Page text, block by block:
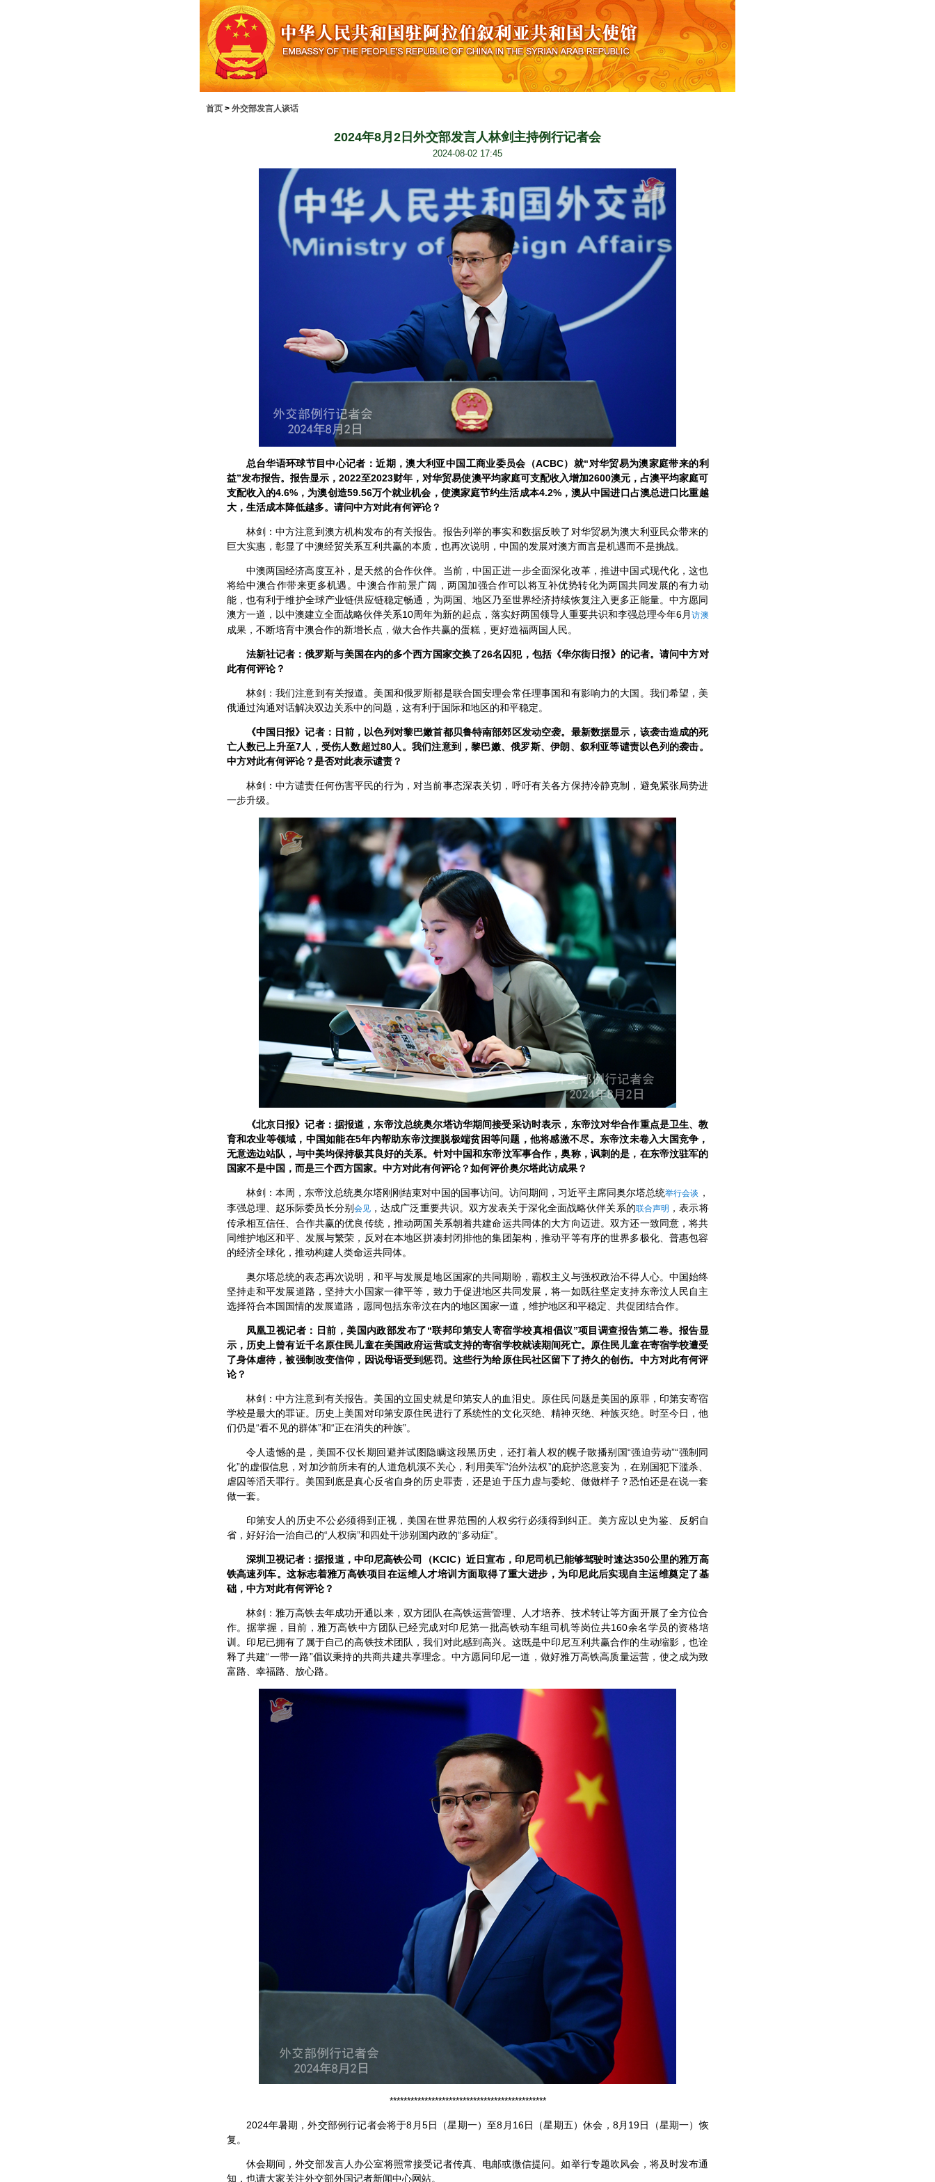
首页 > 外交部发言人谈话
2024年8月2日外交部发言人林剑主持例行记者会
2024-08-02 17:45
总台华语环球节目中心记者：近期，澳大利亚中国工商业委员会（ACBC）就“对华贸易为澳家庭带来的利
益”发布报告。报告显示，2022至2023财年，对华贸易使澳平均家庭可支配收入增加2600澳元，占澳平均家庭可
支配收入的4.6%，为澳创造59.56万个就业机会，使澳家庭节约生活成本4.2%，澳从中国进口占澳总进口比重越
大，生活成本降低越多。请问中方对此有何评论？
林剑：中方注意到澳方机构发布的有关报告。报告列举的事实和数据反映了对华贸易为澳大利亚民众带来的
巨大实惠，彰显了中澳经贸关系互利共赢的本质，也再次说明，中国的发展对澳方而言是机遇而不是挑战。
中澳两国经济高度互补，是天然的合作伙伴。当前，中国正进一步全面深化改革，推进中国式现代化，这也
将给中澳合作带来更多机遇。中澳合作前景广阔，两国加强合作可以将互补优势转化为两国共同发展的有力动
能，也有利于维护全球产业链供应链稳定畅通，为两国、地区乃至世界经济持续恢复注入更多正能量。中方愿同
澳方一道，以中澳建立全面战略伙伴关系10周年为新的起点，落实好两国领导人重要共识和李强总理今年6月访澳
成果，不断培育中澳合作的新增长点，做大合作共赢的蛋糕，更好造福两国人民。
法新社记者：俄罗斯与美国在内的多个西方国家交换了26名囚犯，包括《华尔街日报》的记者。请问中方对
此有何评论？
林剑：我们注意到有关报道。美国和俄罗斯都是联合国安理会常任理事国和有影响力的大国。我们希望，美
俄通过沟通对话解决双边关系中的问题，这有利于国际和地区的和平稳定。
《中国日报》记者：日前，以色列对黎巴嫩首都贝鲁特南部郊区发动空袭。最新数据显示，该袭击造成的死
亡人数已上升至7人，受伤人数超过80人。我们注意到，黎巴嫩、俄罗斯、伊朗、叙利亚等谴责以色列的袭击。
中方对此有何评论？是否对此表示谴责？
林剑：中方谴责任何伤害平民的行为，对当前事态深表关切，呼吁有关各方保持冷静克制，避免紧张局势进
一步升级。
《北京日报》记者：据报道，东帝汶总统奥尔塔访华期间接受采访时表示，东帝汶对华合作重点是卫生、教
育和农业等领域，中国如能在5年内帮助东帝汶摆脱极端贫困等问题，他将感激不尽。东帝汶未卷入大国竞争，
无意选边站队，与中美均保持极其良好的关系。针对中国和东帝汶军事合作，奥称，讽刺的是，在东帝汶驻军的
国家不是中国，而是三个西方国家。中方对此有何评论？如何评价奥尔塔此访成果？
林剑：本周，东帝汶总统奥尔塔刚刚结束对中国的国事访问。访问期间，习近平主席同奥尔塔总统举行会谈 ，
李强总理、赵乐际委员长分别 会见 ，达成广泛重要共识。双方发表关于深化全面战略伙伴关系的联合声明 ，表示将
传承相互信任、合作共赢的优良传统，推动两国关系朝着共建命运共同体的大方向迈进。双方还一致同意，将共
同维护地区和平、发展与繁荣，反对在本地区拼凑封闭排他的集团架构，推动平等有序的世界多极化、普惠包容
的经济全球化，推动构建人类命运共同体。
奥尔塔总统的表态再次说明，和平与发展是地区国家的共同期盼，霸权主义与强权政治不得人心。中国始终
坚持走和平发展道路，坚持大小国家一律平等，致力于促进地区共同发展，将一如既往坚定支持东帝汶人民自主
选择符合本国国情的发展道路，愿同包括东帝汶在内的地区国家一道，维护地区和平稳定、共促团结合作。
凤凰卫视记者：日前，美国内政部发布了“联邦印第安人寄宿学校真相倡议”项目调查报告第二卷。报告显
示，历史上曾有近千名原住民儿童在美国政府运营或支持的寄宿学校就读期间死亡。原住民儿童在寄宿学校遭受
了身体虐待，被强制改变信仰，因说母语受到惩罚。这些行为给原住民社区留下了持久的创伤。中方对此有何评
论？
林剑：中方注意到有关报告。美国的立国史就是印第安人的血泪史。原住民问题是美国的原罪，印第安寄宿
学校是最大的罪证。历史上美国对印第安原住民进行了系统性的文化灭绝、精神灭绝、种族灭绝。时至今日，他
们仍是“看不见的群体”和“正在消失的种族”。
令人遗憾的是，美国不仅长期回避并试图隐瞒这段黑历史，还打着人权的幌子散播别国“强迫劳动”“强制同
化”的虚假信息，对加沙前所未有的人道危机漠不关心，利用美军“治外法权”的庇护恣意妄为，在别国犯下滥杀、
虐囚等滔天罪行。美国到底是真心反省自身的历史罪责，还是迫于压力虚与委蛇、做做样子？恐怕还是在说一套
做一套。
印第安人的历史不公必须得到正视，美国在世界范围的人权劣行必须得到纠正。美方应以史为鉴、反躬自
省，好好治一治自己的“人权病”和四处干涉别国内政的“多动症”。
深圳卫视记者：据报道，中印尼高铁公司（KCIC）近日宣布，印尼司机已能够驾驶时速达350公里的雅万高
铁高速列车。这标志着雅万高铁项目在运维人才培训方面取得了重大进步，为印尼此后实现自主运维奠定了基
础，中方对此有何评论？
林剑：雅万高铁去年成功开通以来，双方团队在高铁运营管理、人才培养、技术转让等方面开展了全方位合
作。据掌握，目前，雅万高铁中方团队已经完成对印尼第一批高铁动车组司机等岗位共160余名学员的资格培
训。印尼已拥有了属于自己的高铁技术团队，我们对此感到高兴。这既是中印尼互利共赢合作的生动缩影，也诠
释了共建“一带一路”倡议秉持的共商共建共享理念。中方愿同印尼一道，做好雅万高铁高质量运营，使之成为致
富路、幸福路、放心路。
*********************************************
2024年暑期，外交部例行记者会将于8月5日（星期一）至8月16日（星期五）休会，8月19日（星期一）恢
复。
休会期间，外交部发言人办公室将照常接受记者传真、电邮或微信提问。如举行专题吹风会，将及时发布通
知，也请大家关注外交部外国记者新闻中心网站。